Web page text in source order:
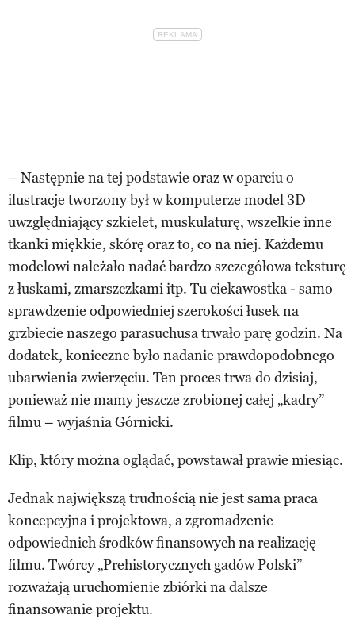
– Następnie na tej podstawie oraz w oparciu o
ilustracje tworzony był w komputerze model 3D
uwzględniający szkielet, muskulaturę, wszelkie inne
tkanki miękkie, skórę oraz to, co na niej. Każdemu
modelowi należało nadać bardzo szczegółowa teksturę
z łuskami, zmarszczkami itp. Tu ciekawostka - samo
sprawdzenie odpowiedniej szerokości łusek na
grzbiecie naszego parasuchusa trwało parę godzin. Na
dodatek, konieczne było nadanie prawdopodobnego
ubarwienia zwierzęciu. Ten proces trwa do dzisiaj,
ponieważ nie mamy jeszcze zrobionej całej „kadry”
filmu – wyjaśnia Górnicki.
Klip, który można oglądać, powstawał prawie miesiąc.
Jednak największą trudnością nie jest sama praca
koncepcyjna i projektowa, a zgromadzenie
odpowiednich środków finansowych na realizację
filmu. Twórcy „Prehistorycznych gadów Polski”
rozważają uruchomienie zbiórki na dalsze
finansowanie projektu.